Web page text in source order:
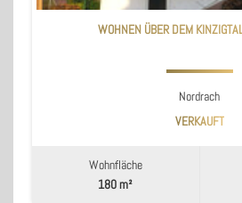
WOHNEN ÜBER DEM
Nordrach
VERKAUFT
Wohnfläche
180 m²